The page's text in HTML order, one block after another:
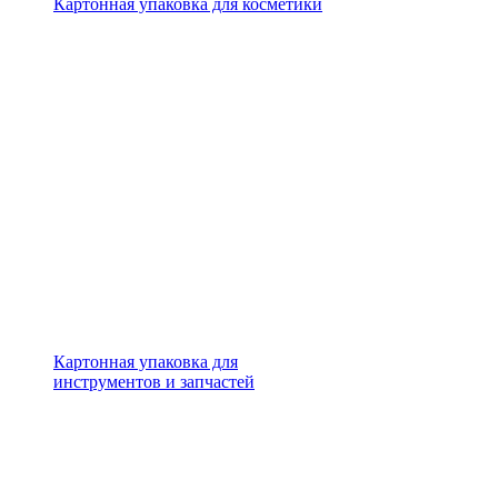
Картонная упаковка для
инструментов и запчастей